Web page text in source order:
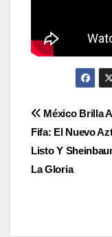
de
entradas
México Brilla
Fifa: El Nuevo
Listo Y
La Gloria